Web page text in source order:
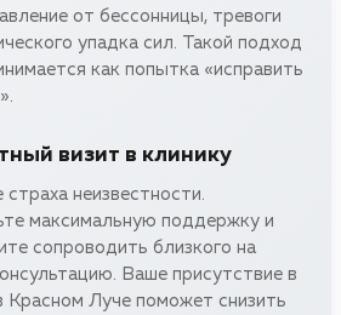
от бессонницы, тревоги
упадка сил. Такой подход
как попытка «исправить
визит в клинику
неизвестности.
максимальную поддержку и
сопроводить близкого на
Ваше присутствие в
Красном Луче поможет снизить